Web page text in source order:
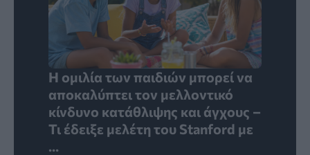
Η ομιλία των παιδιών μπορεί να
αποκαλύπτει τον μελλοντικό
κίνδυνο κατάθλιψης και άγχους –
Τι έδειξε μελέτη του Stanford με
...